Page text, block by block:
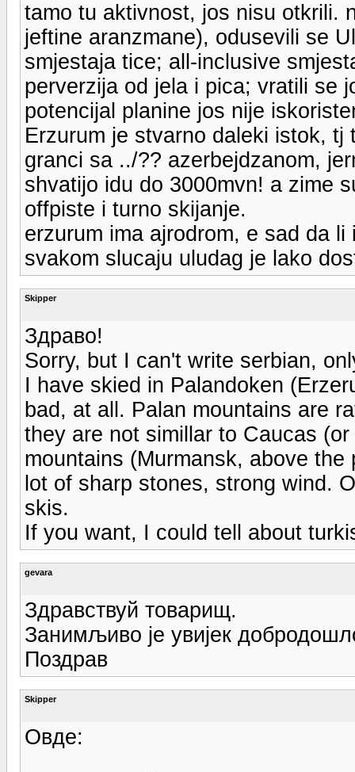
tamo tu aktivnost, jos nisu otkrili.
jeftine aranzmane), odusevili se
smjestaja tice; all-inclusive
perverzija od jela i pica; vratili se
potencijal planine jos nije
Erzurum je stvarno daleki istok,
granci sa ../?? azerbejdzanom,
shvatijo idu do 3000mvn! a zime
offpiste i turno skijanje.
erzurum ima ajrodrom, e sad da
svakom slucaju uludag je lako
Skipper
Здраво!
Sorry, but I can't write serbian,
I have skied in Palandoken
bad, at all. Palan mountains are
they are not simillar to Caucas
mountains (Murmansk, above
lot of sharp stones, strong wind.
skis.
If you want, I could tell about
gevara
Здравствуй товарищ.
Занимљиво је увијек
Поздрав
Skipper
Овде: